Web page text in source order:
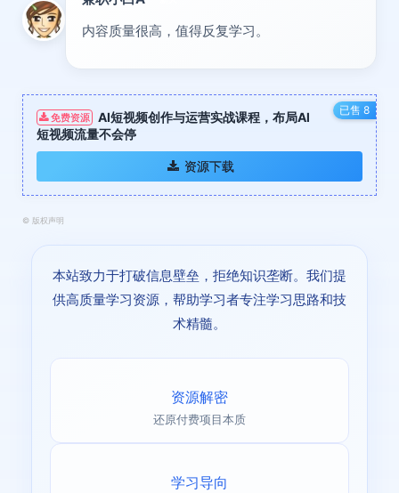
内容质量很高，值得反复学习。
已售 8
免费资源
AI短视频创作与运营实战课程，布局Al
短视频流量不会停
资源下载
© 版权声明
本站致力于打破信息壁垒，拒绝知识垄断。我们提
供高质量学习资源，帮助学习者专注学习思路和技
术精髓。
资源解密
还原付费项目本质
学习导向